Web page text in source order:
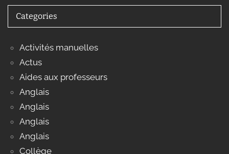
Categories
Activités manuelles
Actus
Aides aux professeurs
Anglais
Anglais
Anglais
Anglais
Collège